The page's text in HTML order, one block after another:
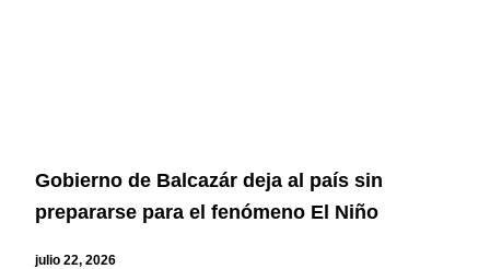
Gobierno de Balcazár deja al país sin
prepararse para el fenómeno El Niño
julio 22, 2026